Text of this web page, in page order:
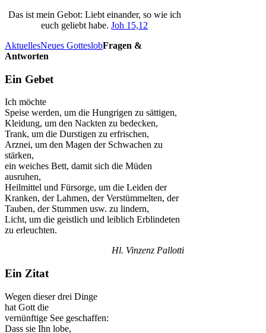
Das ist mein Gebot: Liebt einander, so wie ich
euch geliebt habe.Joh 15,12
AktuellesNeues GotteslobFragen &
Antworten
Ein Gebet
Ich möchte
Speise werden, um die Hungrigen zu sättigen,
Kleidung, um den Nackten zu bedecken,
Trank, um die Durstigen zu erfrischen,
Arznei, um den Magen der Schwachen zu
stärken,
ein weiches Bett, damit sich die Müden
ausruhen,
Heilmittel und Fürsorge, um die Leiden der
Kranken, der Lahmen, der Verstümmelten, der
Tauben, der Stummen usw. zu lindern,
Licht, um die geistlich und leiblich Erblindeten
zu erleuchten.
Hl. Vinzenz Pallotti
Ein Zitat
Wegen dieser drei Dinge
hat Gott die
vernünftige See geschaffen:
Dass sie Ihn lobe,